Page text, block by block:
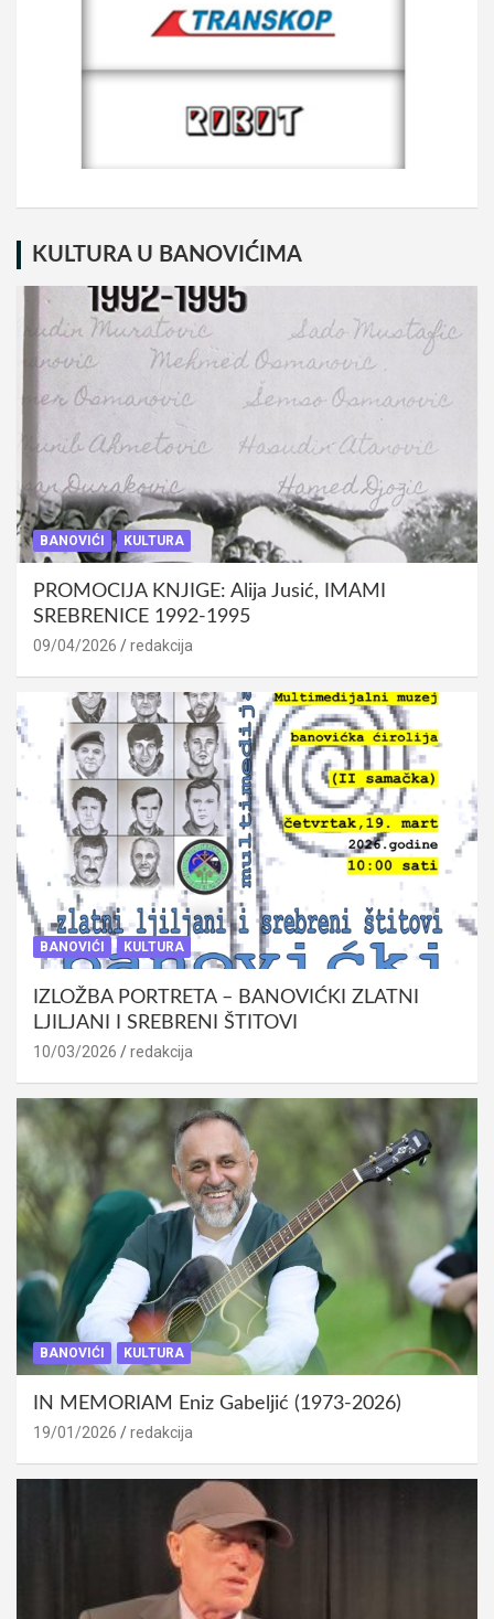
KULTURA U BANOVIĆIMA
BANOVIĆI KULTURA
PROMOCIJA KNJIGE: Alija Jusić, IMAMI
SREBRENICE 1992-1995
09/04/2026 redakcija
BANOVIĆI KULTURA
IZLOŽBA PORTRETA – BANOVIĆKI ZLATNI
LJILJANI I SREBRENI ŠTITOVI
10/03/2026 redakcija
BANOVIĆI KULTURA
IN MEMORIAM Eniz Gabeljić (1973-2026)
19/01/2026 redakcija